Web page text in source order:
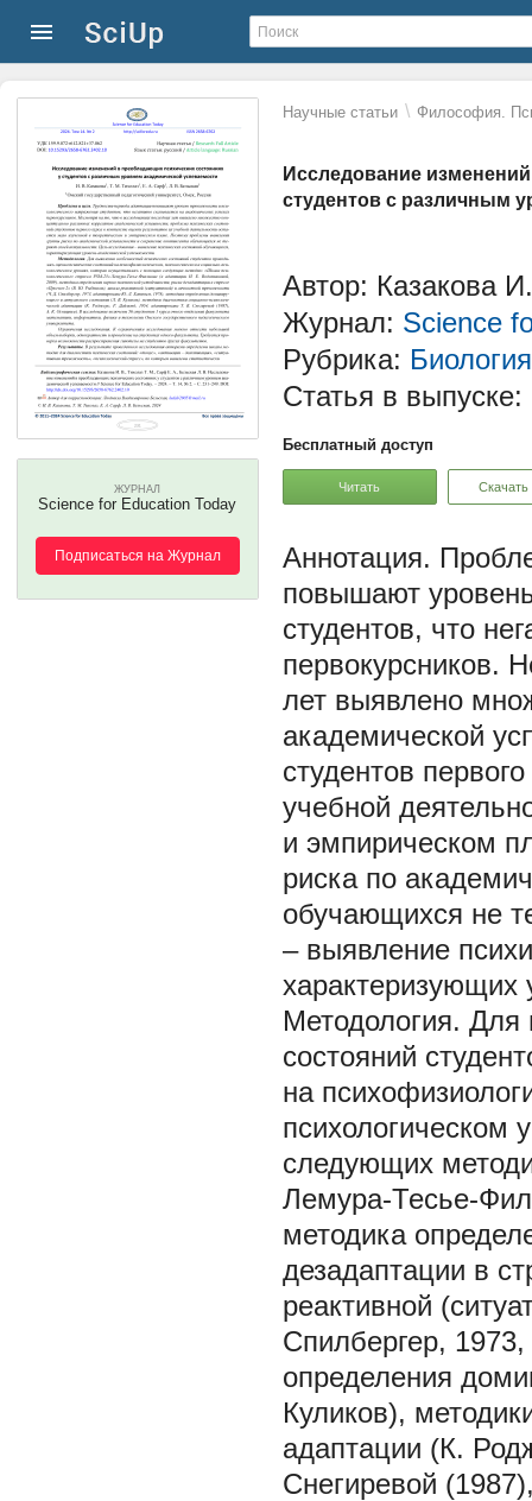
Научные статьи \ Философия.
Исследование
студентов с различным
ЖУРНАЛ
Science for Education Today
Подписаться на Журнал
Автор: Казакова
Журнал: Science
Рубрика:
Статья в выпуске:
Бесплатный доступ
Читать Скачать
повышают
студентов, что
первокурсников.
лет выявлено
академической
студентов
учебной
и эмпирическом
риска по
обучающихся не
– выявление
характеризующих
Методология. Для
состояний
на
психологическом
следующих
Лемура-Тесье-
методика
дезадаптации в
реактивной
Спилбергер,
определения
Куликов),
адаптации (К.
Снегиревой